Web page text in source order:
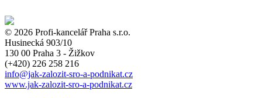
© 2026 Profi-kancelář Praha s.r.o.
Husinecká 903/10
130 00 Praha 3 - Žižkov
(+420) 226 258 216
info@jak-zalozit-sro-a-podnikat.cz
www.jak-zalozit-sro-a-podnikat.cz